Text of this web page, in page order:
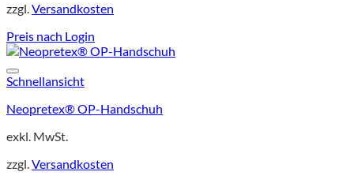
zzgl.Versandkosten
Preis nach Login
Schnellansicht
Neopretex® OP-Handschuh
exkl. MwSt.
zzgl.Versandkosten